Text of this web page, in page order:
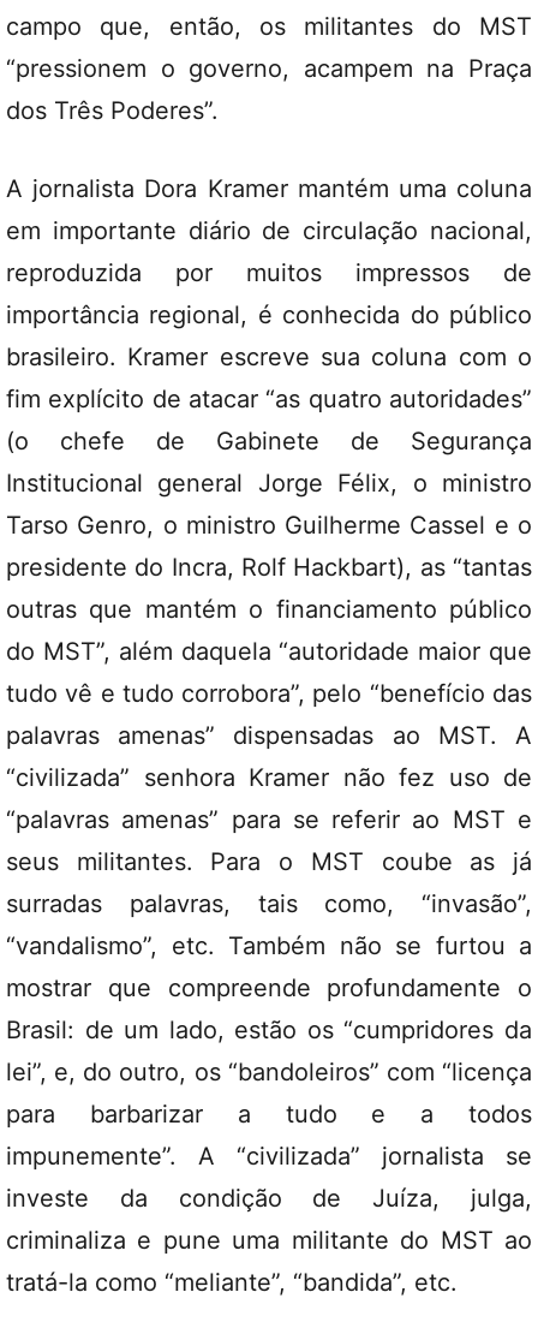
campo que, então, os militantes do MST
“pressionem o governo, acampem na Praça
dos Três Poderes”.
A jornalista Dora Kramer mantém uma coluna
em importante diário de circulação nacional,
reproduzida por muitos impressos de
importância regional, é conhecida do público
brasileiro. Kramer escreve sua coluna com o
fim explícito de atacar “as quatro autoridades”
(o chefe de Gabinete de Segurança
Institucional general Jorge Félix, o ministro
Tarso Genro, o ministro Guilherme Cassel e o
presidente do Incra, Rolf Hackbart), as “tantas
outras que mantém o financiamento público
do MST”, além daquela “autoridade maior que
tudo vê e tudo corrobora”, pelo “benefício das
palavras amenas” dispensadas ao MST. A
“civilizada” senhora Kramer não fez uso de
“palavras amenas” para se referir ao MST e
seus militantes. Para o MST coube as já
surradas palavras, tais como, “invasão”,
“vandalismo”, etc. Também não se furtou a
mostrar que compreende profundamente o
Brasil: de um lado, estão os “cumpridores da
lei”, e, do outro, os “bandoleiros” com “licença
para barbarizar a tudo e a todos
impunemente”. A “civilizada” jornalista se
investe da condição de Juíza, julga,
criminaliza e pune uma militante do MST ao
tratá-la como “meliante”, “bandida”, etc.